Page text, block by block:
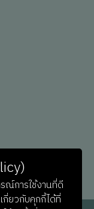
ณ์การใช้งานที่ดี
กี่ยวกับคุกกี้ได้ที่